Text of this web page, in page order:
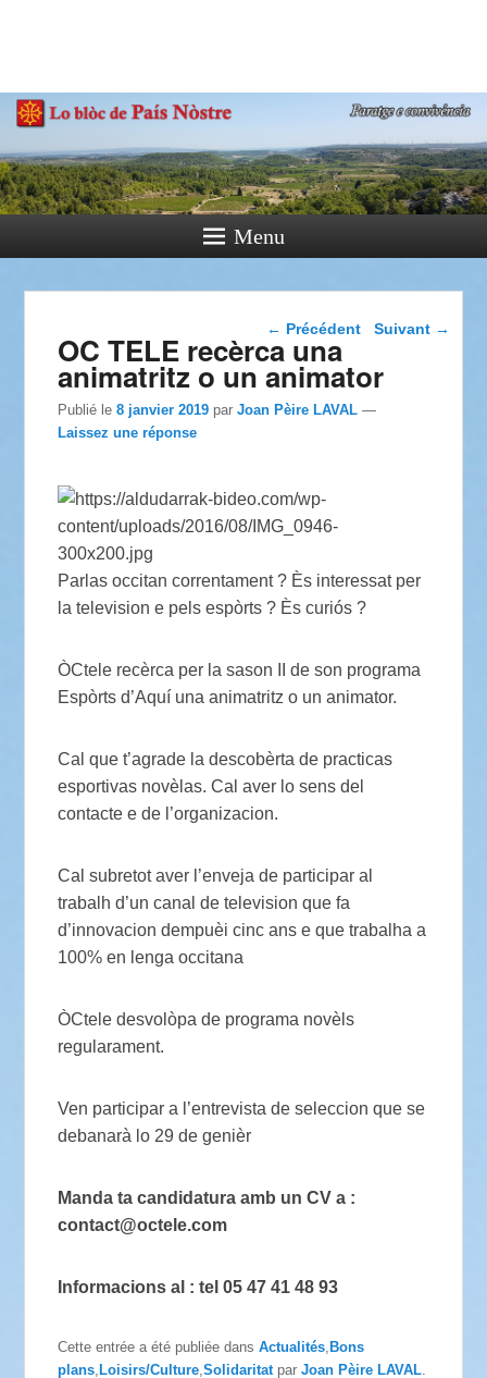
Paratge e Convivència
Menu
Navigation dans les
← Précédent Suivant →
OC TELE recèrca una
animatritz o un animator
Publié le8 janvier 2019 parJoan Pèire LAVAL —
Laissez une réponse
Parlas occitan correntament ? Ès interessat per
la television e pels espòrts ? Ès curiós ?
ÒCtele recèrca per la sason II de son programa
Espòrts d’Aquí una animatritz o un animator.
Cal que t’agrade la descobèrta de practicas
esportivas novèlas. Cal aver lo sens del
contacte e de l’organizacion.
Cal subretot aver l’enveja de participar al
trabalh d’un canal de television que fa
d’innovacion dempuèi cinc ans e que trabalha a
100% en lenga occitana
ÒCtele desvolòpa de programa novèls
regularament.
Ven participar a l’entrevista de seleccion que se
debanarà lo 29 de genièr
Manda ta candidatura amb un CV a :
contact@octele.com
Informacions al : tel 05 47 41 48 93
Cette entrée a été publiée dansActualités Bons
plans Loisirs/Culture ,Solidaritat parJoan Pèire LAVAL